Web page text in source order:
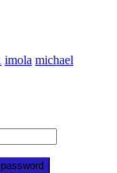
imola michael